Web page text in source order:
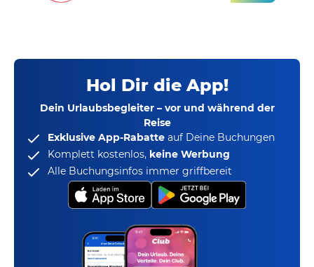
Hol Dir die App!
Dein Urlaubsbegleiter – vor und während der
Reise
Exklusive App-Rabatte auf Deine Buchungen
Komplett kostenlos, keine Werbung
Alle Buchungsinfos immer griffbereit